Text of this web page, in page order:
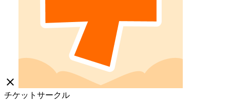
close
チケットサークル